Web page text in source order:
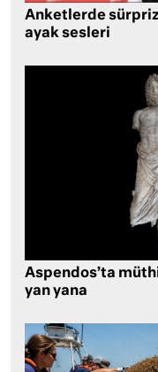
Anketlerde
ayak sesleri
Aspendos’ta
yan yana